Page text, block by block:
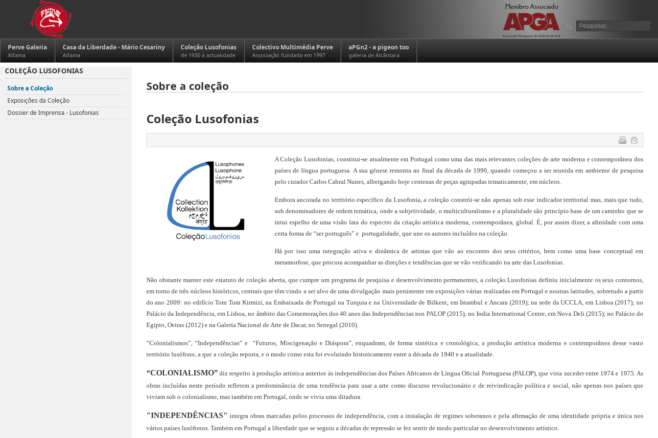
Perve Galeria
Alfama
Casa da Liberdade - Mário Cesariny
Alfama
Coleção Lusofonias
de 1930 à actualidade
Colectivo Multimédia Perve
Associação fundada em 1997
aPGn2 - a pigeon too
galeria de Alcântara
Sobre a coleção
Coleção Lusofonias
A Coleção Lusofonias, constitui-se atualmente em Portugal como uma das mais relevantes coleções de arte moderna e contemporânea dos
países de língua portuguesa. A sua génese remonta ao final da década de 1990, quando começou a ser reunida em ambiente de pesquisa
pelo curador Carlos Cabral Nunes, albergando hoje centenas de peças agrupadas tematicamente, em núcleos.
Embora ancorada no território específico da Lusofonia, a coleção constrói-se não apenas sob esse indicador territorial mas, mais que tudo,
sob denominadores de ordem temática, onde a subjetividade, o multiculturalismo e a pluralidade são princípio base de um caminho que se
intui espelho de uma visão lata do espectro da criação artística moderna, contemporânea, global. É, por assim dizer, a afinidade com uma
certa forma de “ser português” e  portugalidade, que une os autores incluídos na coleção.
Há por isso uma integração ativa e dinâmica de artistas que vão ao encontro dos seus critérios, bem como uma base conceptual em
metamorfose, que procura acompanhar as direções e tendências que se vão verificando na arte das Lusofonias.
Não obstante manter este estatuto de coleção aberta, que cumpre um programa de pesquisa e desenvolvimento permanentes, a coleção Lusofonias definiu inicialmente os seus contornos,
em torno de três núcleos históricos, centrais que têm vindo a ser alvo de uma divulgação mais persistente em exposições várias realizadas em Portugal e noutras latitudes, sobretudo a partir
do ano 2009: no edifício Tom Tom Kirmizi, na Embaixada de Portugal na Turquia e na Universidade de Bilkent, em Istambul e Ancara (2019); na sede da UCCLA, em Lisboa (2017); no
Palácio da Independência, em Lisboa, no âmbito das Comemorações dos 40 anos das Independências nos PALOP (2015); no India International Centre, em Nova Deli (2015); no Palácio do
Egipto, Oeiras (2012) e na Galeria Nacional de Arte de Dacar, no Senegal (2010).
“Colonialismos”, “Independências” e  “Futuros, Miscigenação e Diáspora”, enquadram, de forma sintética e cronológica, a produção artística moderna e contemporânea desse vasto
território lusófono, a que a coleção reporta, e o modo como esta foi evoluindo historicamente entre a década de 1940 e a atualidade.
“COLONIALISMO” diz respeito à produção artística anterior às independências dos Países Africanos de Língua Oficial Portuguesa (PALOP), que viria suceder entre 1974 e 1975. As
obras incluídas neste período refletem a predominância de uma tendência para usar a arte como discurso revolucionário e de reivindicação política e social, não apenas nos países que
viviam sob o colonialismo, mas também em Portugal, onde se vivia uma ditadura.
"INDEPENDÊNCIAS" integra obras marcadas pelos processos de independência, com a instalação de regimes soberanos e pela afirmação de uma identidade própria e única nos
vários países lusófonos. Também em Portugal a liberdade que se seguiu a décadas de repressão se fez sentir de modo particular no desenvolvimento artístico.
COLEÇÃO LUSOFONIAS
Sobre a Coleção
Exposições da Coleção
Dossier de Imprensa - Lusofonias